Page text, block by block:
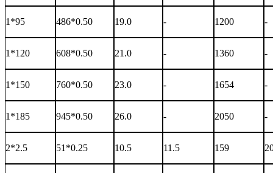
1*95 486*0.50 19.0 - 1200 -
1*120 608*0.50 21.0 - 1360 -
1*150 760*0.50 23.0 - 1654 -
1*185 945*0.50 26.0 - 2050 -
2*2.5 51*0.25 10.5 11.5 159